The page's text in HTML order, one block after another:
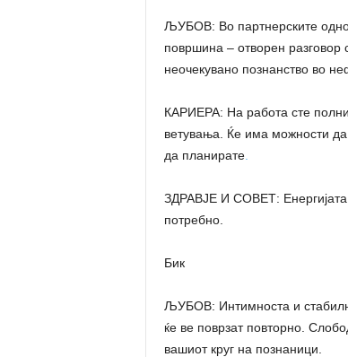
ЉУБОВ: Во партнерските
површина – отворен разговор
неочекувано познанство во
КАРИЕРА: На работа сте
ветувања. Ќе има можности
да планирате.
ЗДРАВЈЕ И СОВЕТ: Енергијата
потребно.
Бик
ЉУБОВ: Интимноста и
ќе ве поврзат повторно.
вашиот круг на познаници.